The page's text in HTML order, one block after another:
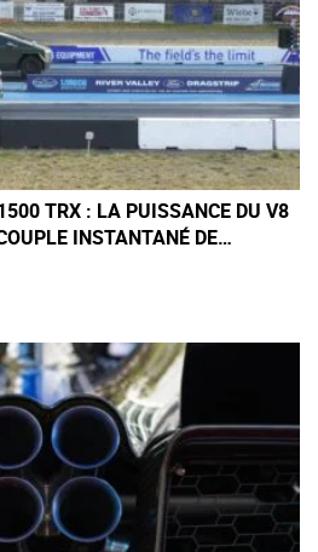
TRX : LA PUISSANCE DU V8
INSTANTANÉ DE